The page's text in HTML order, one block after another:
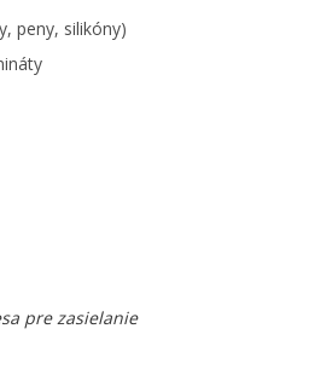
peny, silikóny)
pre zasielanie